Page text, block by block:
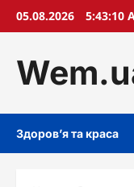
Skip05.08.2026 5:43:11
Здоров’я та краса